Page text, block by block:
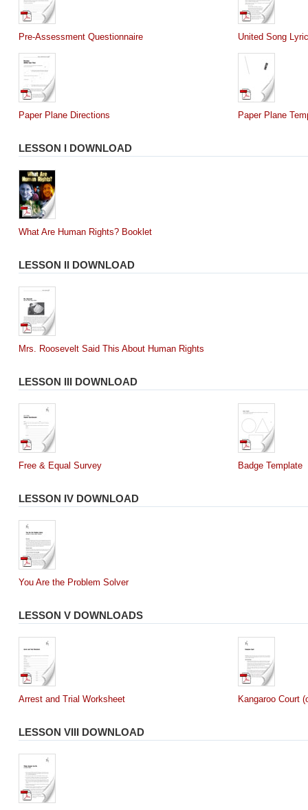
Pre-Assessment Questionnaire United Song
Paper Plane Directions Paper Plane
LESSON I DOWNLOAD
What Are Human Rights? Booklet
LESSON II DOWNLOAD
Mrs. Roosevelt Said This About Human Rights
LESSON III DOWNLOAD
Free & Equal Survey Badge Template
LESSON IV DOWNLOAD
You Are the Problem Solver
LESSON V DOWNLOADS
Arrest and Trial Worksheet Kangaroo Court
LESSON VIII DOWNLOAD